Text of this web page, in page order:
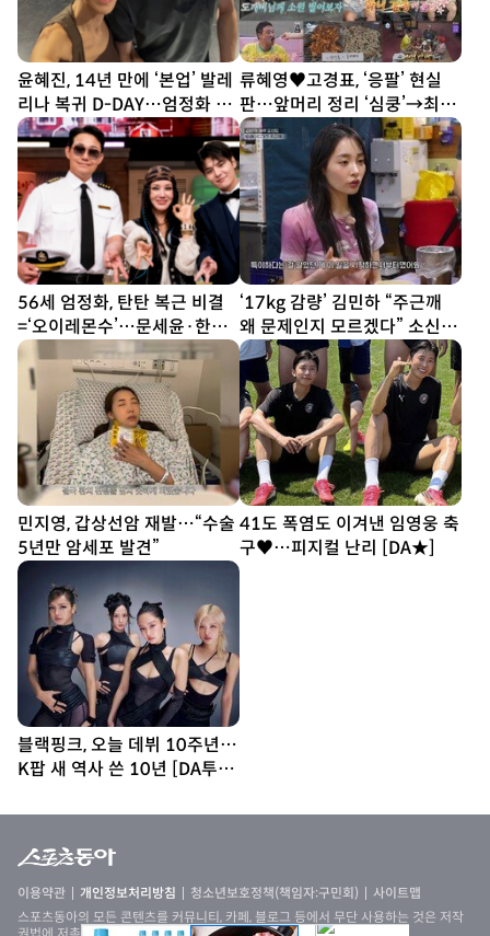
윤혜진, 14년 만에 ‘본업’ 발레
리나 복귀 D-DAY…엄정화 “자
랑스러워” [SD톡톡]
류혜영♥고경표, ‘응팔’ 현실
판…앞머리 정리 ‘심쿵’→최고
7.8% (나혼산)
56세 엄정화, 탄탄 복근 비결
=‘오이레몬수’…문세윤·한해
‘질색’ (놀토)
‘17kg 감량’ 김민하 “주근깨
왜 문제인지 모르겠다” 소신 발
언 (전현무계획4)
민지영, 갑상선암 재발…“수술
5년만 암세포 발견”
41도 폭염도 이겨낸 임영웅 축
구♥…피지컬 난리 [DA★]
블랙핑크, 오늘 데뷔 10주년…
K팝 새 역사 쓴 10년 [DA투데
이용약관 개인정보처리방침 청소년보호정책(책임자:구민회)
사이트맵
스포츠동아의 모든 콘텐츠를 커뮤니티, 카페, 블로그 등에서 무단 사용하는 것은 저작